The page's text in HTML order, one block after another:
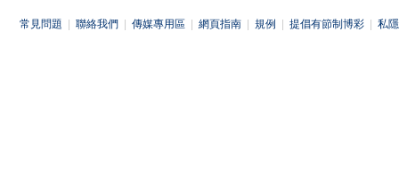
常見問題 聯絡我們 傳媒專用區 網頁指南 規例 提倡有節制博彩 私